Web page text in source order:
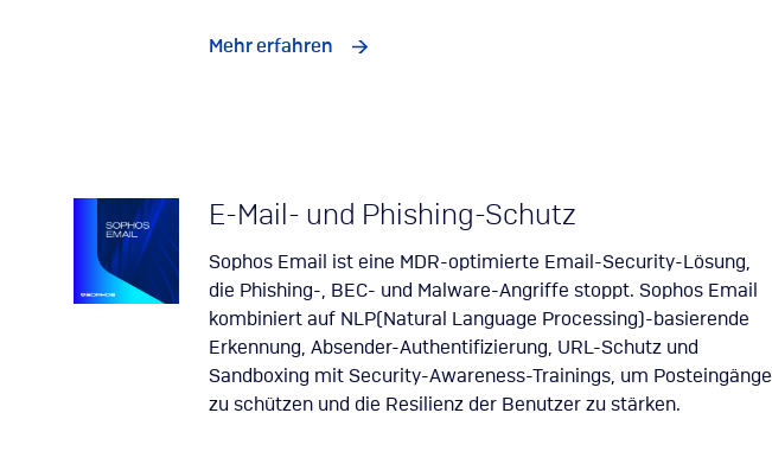
Mehr erfahren
E-Mail- und Phishing-Schutz
Sophos Email ist eine MDR-optimierte Email-Security-Lösung,
die Phishing-, BEC- und Malware-Angriffe stoppt. Sophos Email
kombiniert auf NLP(Natural Language Processing)-basierende
Erkennung, Absender-Authentifizierung, URL-Schutz und
Sandboxing mit Security-Awareness-Trainings, um Posteingänge
zu schützen und die Resilienz der Benutzer zu stärken.